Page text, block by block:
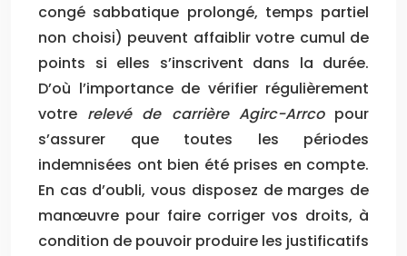
congé sabbatique prolongé, temps partiel
non choisi) peuvent affaiblir votre cumul de
points si elles s’inscrivent dans la durée.
D’où l’importance de vérifier régulièrement
votre relevé de carrière Agirc-Arrcopour
s’assurer que toutes les périodes
indemnisées ont bien été prises en compte.
En cas d’oubli, vous disposez de marges de
manœuvre pour faire corriger vos droits, à
condition de pouvoir produire les justificatifs